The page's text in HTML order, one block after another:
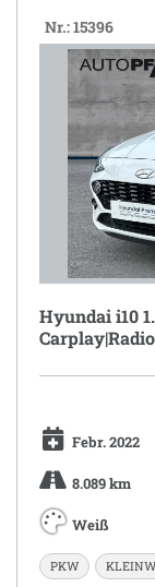
Nr.: 15396
Hyundai i10
Febr. 2022
8.089 km
Weiß
PKW